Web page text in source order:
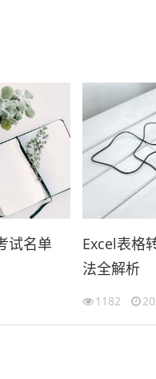
试名单
Excel表格
法全解析
1182